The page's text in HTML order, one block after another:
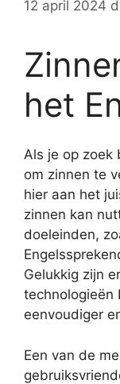
12 april 2024
het
Als je op zoek
om zinnen te
hier aan het
zinnen kan
doeleinden,
Gelukkig zijn
technologieën
eenvoudiger
Een van de